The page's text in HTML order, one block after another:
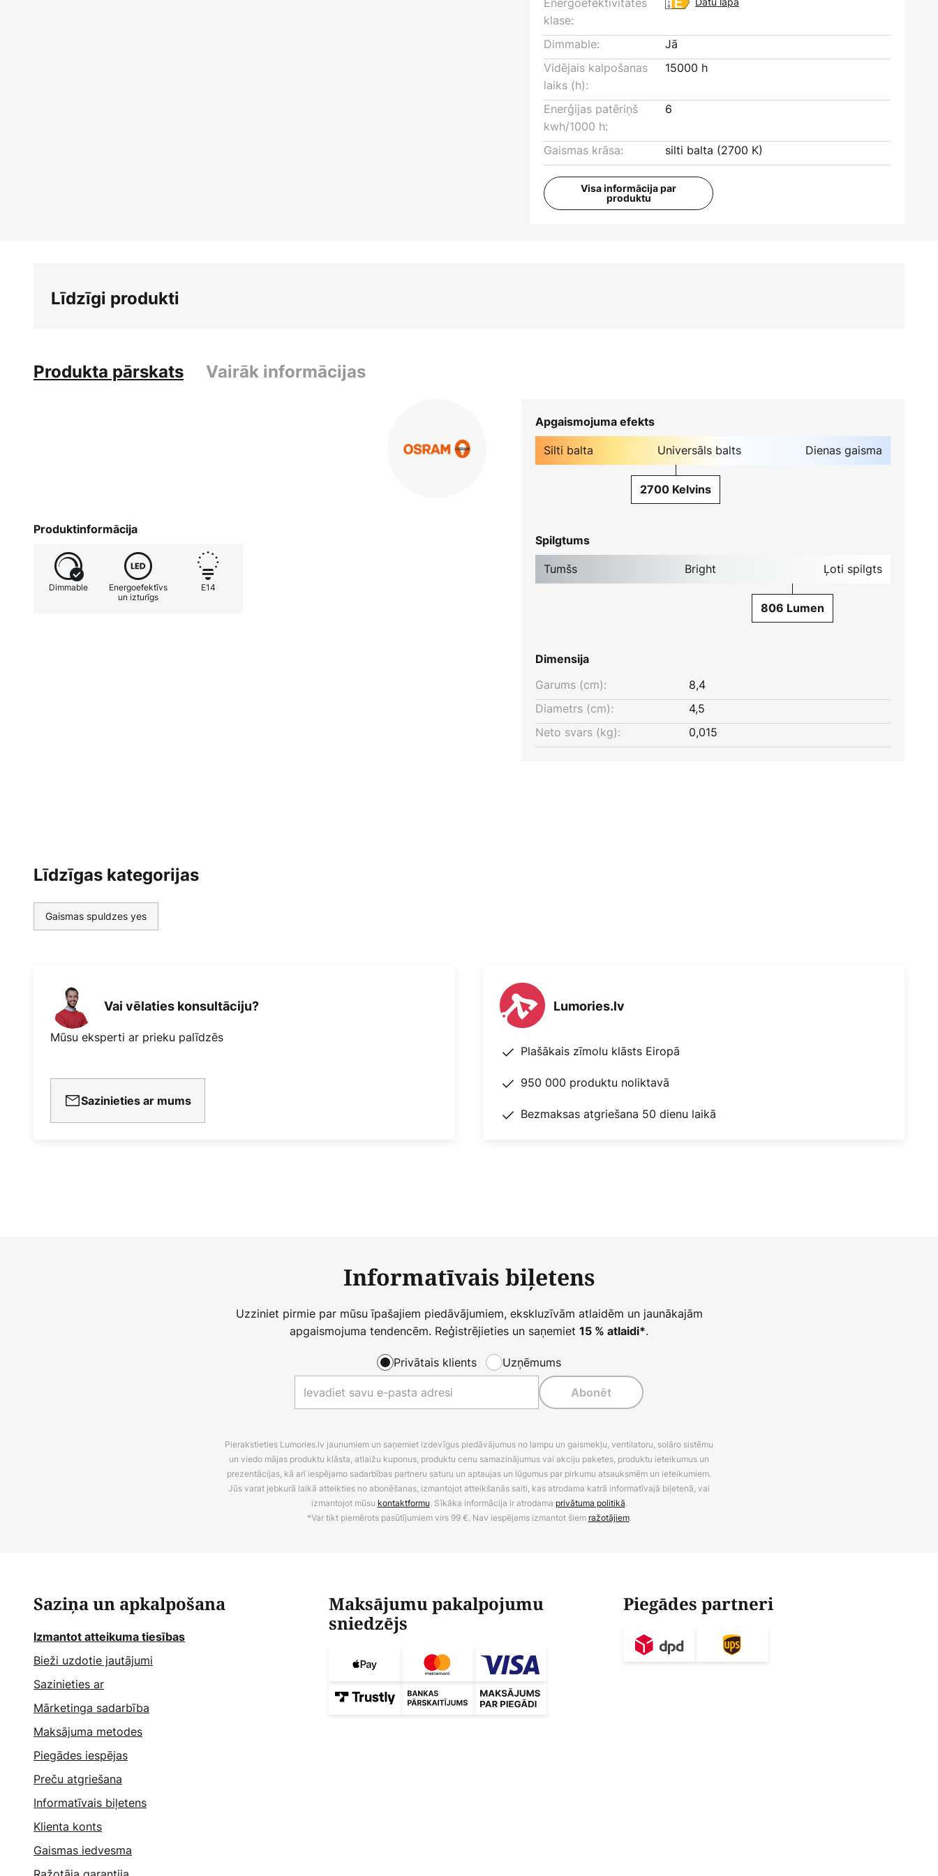
klase:
Dimmable:
Jā
Vidējais kalpošanas
laiks (h):
15000 h
Enerģijas patēriņš
kwh/1000 h:
6
Gaismas krāsa: silti balta (2700 K)
Visa informācija par
produktu
Līdzīgi produkti
Produkta pārskats Vairāk informācijas
Produktinformācija
Dimmable
Energoefektīvs
un izturīgs
E14
Apgaismojuma efekts
Silti balta Universāls balts Dienas gaisma
2700 Kelvins
Spilgtums
Tumšs Bright Ļoti spilgts
806 Lumen
Dimensija
Garums (cm):
8,4
Diametrs (cm):
4,5
Neto svars (kg):
0,015
Līdzīgas kategorijas
Gaismas spuldzes yes
Vai vēlaties konsultāciju?
Mūsu eksperti ar prieku palīdzēs
Sazinieties ar mums
Lumories.lv
Plašākais zīmolu klāsts Eiropā
950 000 produktu noliktavā
Bezmaksas atgriešana 50 dienu laikā
Informatīvais biļetens
Uzziniet pirmie par mūsu īpašajiem piedāvājumiem, ekskluzīvām atlaidēm un jaunākajām
apgaismojuma tendencēm. Reģistrējieties un saņemiet 15 % atlaidi*.
Privātais klients Uzņēmums
Abonēt
Pierakstieties Lumories.lv jaunumiem un saņemiet izdevīgus piedāvājumus no lampu un gaismekļu, ventilatoru, solāro sistēmu
un viedo mājas produktu klāsta, atlaižu kuponus, produktu cenu samazinājumus vai akciju paketes, produktu ieteikumus un
prezentācijas, kā arī iespējamo sadarbības partneru saturu un aptaujas un lūgumus par pirkumu atsauksmēm un ieteikumiem.
Jūs varat jebkurā laikā atteikties no abonēšanas, izmantojot atteikšanās saiti, kas atrodama katrā informatīvajā biļetenā, vai
izmantojot mūsu kontaktformu. Sīkāka informācija ir atrodama privātuma politikā.
*Var tikt piemērots pasūtījumiem virs 99 €. Nav iespējams izmantot šiem ražotājiem.
Saziņa un apkalpošana
Izmantot atteikuma tiesības
Bieži uzdotie jautājumi
Sazinieties ar
Mārketinga sadarbība
Maksājuma metodes
Piegādes iespējas
Preču atgriešana
Informatīvais biļetens
Klienta konts
Gaismas iedvesma
Maksājumu pakalpojumu
sniedzējs
Piegādes partneri